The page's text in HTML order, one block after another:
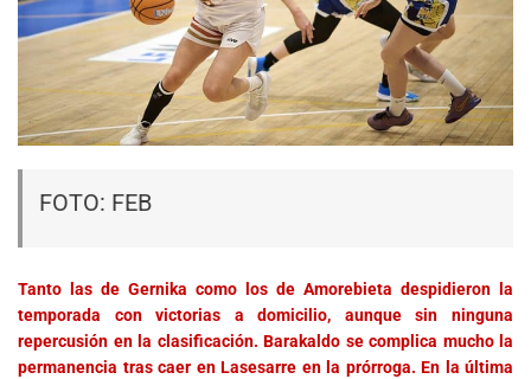
FOTO: FEB
Tanto las de Gernika como los de Amorebieta despidieron la
temporada con victorias a domicilio, aunque sin ninguna
repercusión en la clasificación. Barakaldo se complica mucho la
permanencia tras caer en Lasesarre en la prórroga. En la última